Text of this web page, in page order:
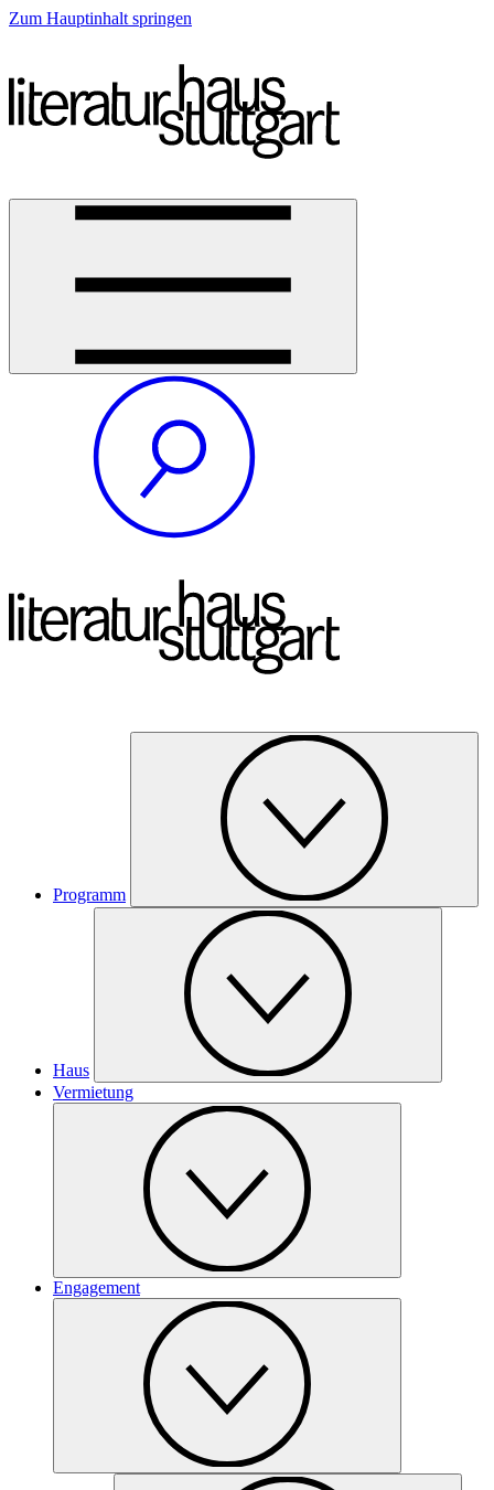
Zum Hauptinhalt springen
Programm
Haus
Vermietung
Engagement